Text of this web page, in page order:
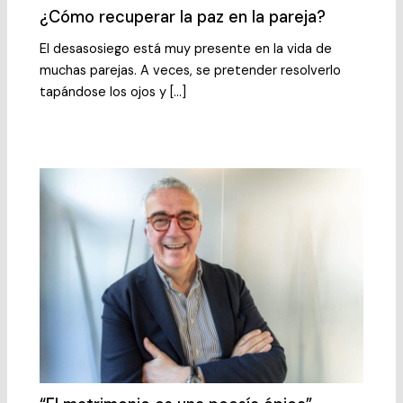
¿Cómo recuperar la paz en la pareja?
El desasosiego está muy presente en la vida de
muchas parejas. A veces, se pretender resolverlo
tapándose los ojos y […]